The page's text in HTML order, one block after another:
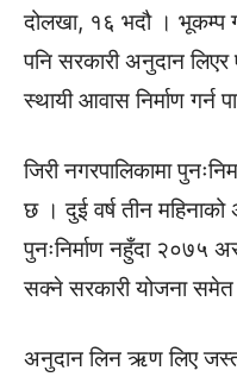
दोलखा, १६ भदौ । भूकम्प
पनि सरकारी अनुदान लिएर
स्थायी आवास निर्माण गर्न
जिरी नगरपालिकामा
छ । दुई वर्ष तीन
पुनःनिर्माण नहुँदा २०७५
सक्ने सरकारी योजना
अनुदान लिन ऋण लिए जस्तो